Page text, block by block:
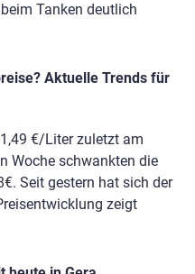
Tanken deutlich
Aktuelle Trends für
€/Liter zuletzt am
Woche schwankten die
Seit gestern hat sich der
zeigt